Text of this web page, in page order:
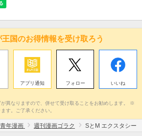
王国のお得情報を受け取ろう
アプリ通知 フォロー いいね
異なりますので、併せて受け取ることをお勧めします。 ※
す。ご了承ください。
青年漫画 週刊漫画ゴラク SとM エクスタシー